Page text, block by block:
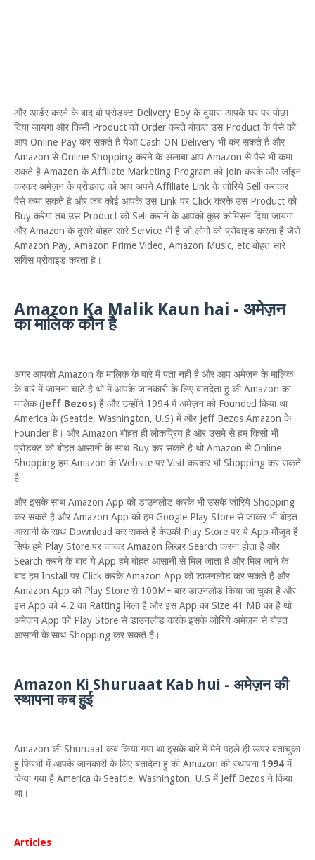
और आर्डर करने के बाद बो प्रोडक्ट Delivery Boy के दुयारा आपके घर पर पोछा
दिया जायगा और किसी Product को Order करते बोक़त उस Product के पैसे को
आप Online Pay कर सकते है येआ Cash ON Delivery भी कर सकते है और
Amazon से Online Shopping करने के अलाबा आप Amazon से पैसे भी कमा
सकते है Amazon के Affiliate Marketing Program को Join करके और जॉइन
करकर अमेज़न के प्रोडक्ट को आप अपने Affiliate Link के जोरिये Sell कराकर
पैसे कमा सकते है और जब कोई आपके उस Link पर Click करके उस Product को
Buy करेगा तब उस Product को Sell कराने के आपको कुछ कोमिसन दिया जायगा
और Amazon के दूसरे बोहत सारे Service भी है जो लोगो को प्रोवाइड करता है जैसे
Amazon Pay, Amazon Prime Video, Amazon Music, etc बोहत सारे
सर्विस प्रोवाइड करता है।
Amazon Ka Malik Kaun hai - अमेज़न
का मालिक कौन है
अगर आपको Amazon के मालिक के बारे में पता नही है और आप अमेज़न के मालिक
के बारे में जानना चाटे है थो में आपके जानकारी के लिए बातदेता हु की Amazon का
मालिक (Jeff Bezos) है और उन्होंने 1994 में अमेज़न को Founded किया था
America के (Seattle, Washington, U.S) में और Jeff Bezos Amazon के
Founder है। और Amazon बोहत ही लोकप्रिय है और उसमे से हम किसी भी
प्रोडक्ट को बोहत आसानी के साथ Buy कर सकते है थो Amazon से Online
Shopping हम Amazon के Website पर Visit करकर भी Shopping कर सकते
है
और इसके साथ Amazon App को डाउनलोड करके भी उसके जोरिये Shopping
कर सकते है और Amazon App को हम Google Play Store से जाकर भी बोहत
आसानी के साथ Download कर सकते है केउकी Play Store पर ये App मौजूद है
सिर्फ हमे Play Store पर जाकर Amazon लिखर Search करना होता है और
Search करने के बाद ये App हमे बोहत आसानी से मिल जाता है और मिल जाने के
बाद हम Install पर Click करके Amazon App को डाउनलोड कर सकते है और
Amazon App को Play Store से 100M+ बार डाउनलोड किया जा चुका है और
इस App को 4.2 का Ratting मिला है और इस App का Size 41 MB का है थो
अमेज़न App को Play Store से डाउनलोड करके इसके जोरिये अमेज़न से बोहत
आसानी के साथ Shopping कर सकते है।
Amazon Ki Shuruaat Kab hui - अमेज़न की
स्थापना कब हुई
Amazon की Shuruaat कब किया गया था इसके बारे में मेने पहले ही ऊपर बताचुका
हु फिरभी में आपके जानकारी के लिए बतादेता हु की Amazon की स्थापना1994 में
किया गया है America के Seattle, Washington, U.S में Jeff Bezos ने किया
था।
Articles